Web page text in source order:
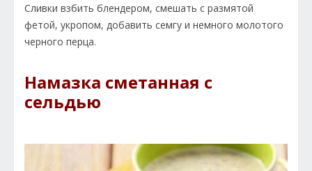
Сливки взбить блендером, смешать с размятой
фетой, укропом, добавить семгу и немного молотого
черного перца.
Намазка сметанная с
сельдью